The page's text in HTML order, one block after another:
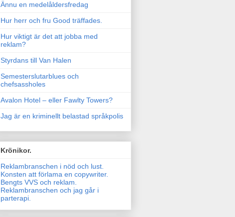
Ännu en medelåldersfredag
Hur herr och fru Good träffades.
Hur viktigt är det att jobba med
reklam?
Styrdans till Van Halen
Semesterslutarblues och
chefsassholes
Avalon Hotel – eller Fawlty Towers?
Jag är en kriminellt belastad språkpolis
Krönikor.
Reklambranschen i nöd och lust.
Konsten att förlama en copywriter.
Bengts VVS och reklam.
Reklambranschen och jag går i
parterapi.